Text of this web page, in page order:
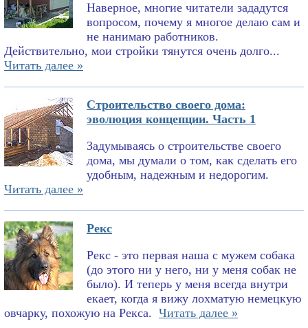
Наверное, многие читатели зададутся
вопросом, почему я многое делаю сам и
не нанимаю работников.
Действительно, мои стройки тянутся очень долго...
Читать далее »
Строительство своего дома:
эволюция концепции. Часть 1
Задумываясь о строительстве своего
дома, мы думали о том, как сделать его
удобным, надежным и недорогим.
Читать далее »
Рекс
Рекс - это первая наша с мужем собака
(до этого ни у него, ни у меня собак не
было). И теперь у меня всегда внутри
екает, когда я вижу лохматую немецкую
овчарку, похожую на Рекса. Читать далее »